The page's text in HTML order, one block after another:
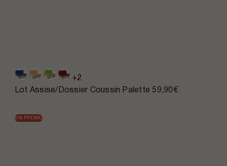
+2
Lot Assise/Dossier Coussin Palette 59,90€
EN PROMO